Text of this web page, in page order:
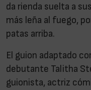
da rienda suelta a
más leña al fuego,
patas arriba.
El guion adaptado
debutante Talitha
guionista, actriz